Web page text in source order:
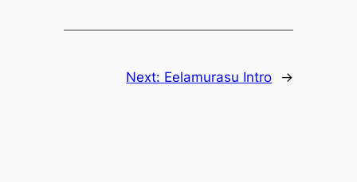
Next: Eelamurasu Intro →